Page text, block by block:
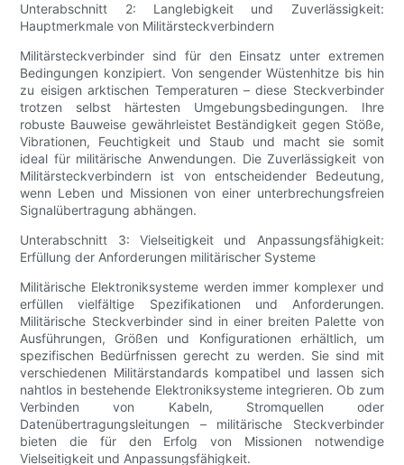
Unterabschnitt 2: Langlebigkeit und Zuverlässigkeit:
Hauptmerkmale von Militärsteckverbindern
Militärsteckverbinder sind für den Einsatz unter extremen
Bedingungen konzipiert. Von sengender Wüstenhitze bis hin
zu eisigen arktischen Temperaturen – diese Steckverbinder
trotzen selbst härtesten Umgebungsbedingungen. Ihre
robuste Bauweise gewährleistet Beständigkeit gegen Stöße,
Vibrationen, Feuchtigkeit und Staub und macht sie somit
ideal für militärische Anwendungen. Die Zuverlässigkeit von
Militärsteckverbindern ist von entscheidender Bedeutung,
wenn Leben und Missionen von einer unterbrechungsfreien
Signalübertragung abhängen.
Unterabschnitt 3: Vielseitigkeit und Anpassungsfähigkeit:
Erfüllung der Anforderungen militärischer Systeme
Militärische Elektroniksysteme werden immer komplexer und
erfüllen vielfältige Spezifikationen und Anforderungen.
Militärische Steckverbinder sind in einer breiten Palette von
Ausführungen, Größen und Konfigurationen erhältlich, um
spezifischen Bedürfnissen gerecht zu werden. Sie sind mit
verschiedenen Militärstandards kompatibel und lassen sich
nahtlos in bestehende Elektroniksysteme integrieren. Ob zum
Verbinden von Kabeln, Stromquellen oder
Datenübertragungsleitungen – militärische Steckverbinder
bieten die für den Erfolg von Missionen notwendige
Vielseitigkeit und Anpassungsfähigkeit.